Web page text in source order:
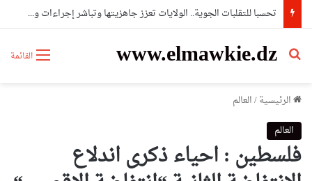
تحسبا للتقلبات الجوية.. الولايات تعزز جاهزيتها وتباشر إجراءات وقائية استباقية
القائمة www.elmawkie.dz
بحث عن
الرئيسية/العالم
العالم
فلسطين : احياء ذكرى اندلاع